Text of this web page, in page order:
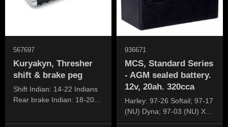
Kuryakyn, Thresher
shift & brake peg
Shift Indian: 14-22 Indians
Rear brake Indian: 18-20
567697
MCS, Standard Series
- AGM sealed battery.
12v, 20ah. 320cca
Harley: 97-26 Softail; 97-17
(NU) Dyna; 97-03 (NU) XL;
07-17 V-Rod (excl. 2007
936671